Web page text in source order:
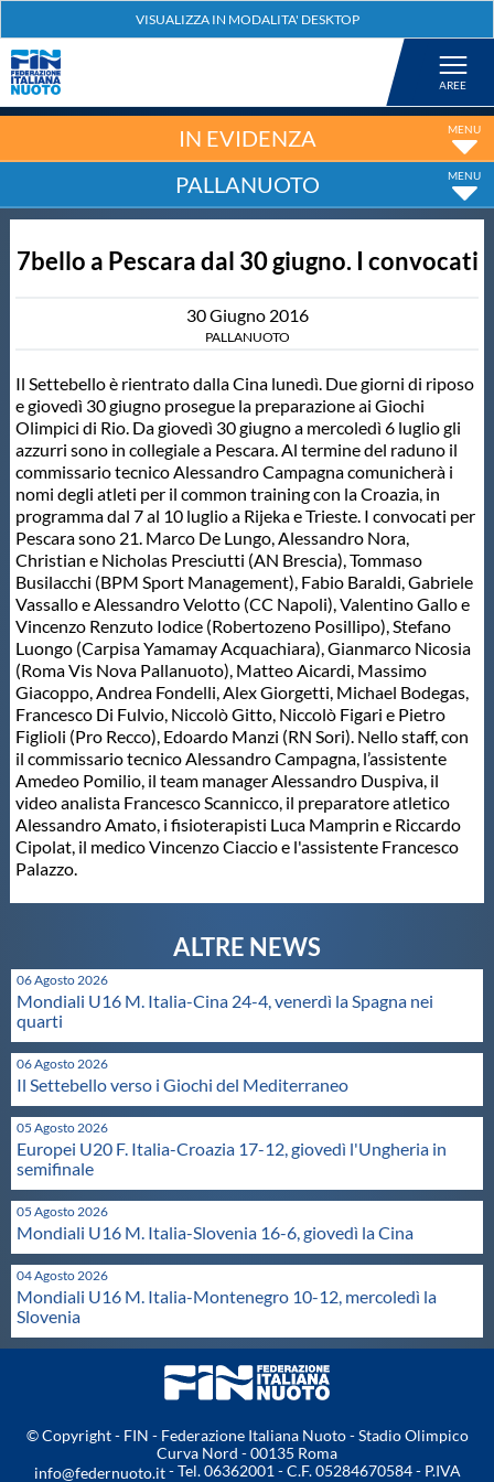
Nuoto
Tuffi
Fondo
Salvamento
Master
Formazione
GUG
Scuole Nuoto
Propaganda
Centri Federali
Protezione Civile
Qualità
Sostenibilità
Privacy
Cookie Policy
Archivio News
IN EVIDENZA
PALLANUOTO
7bello a Pescara dal 30 giugno. I convocati
30Giugno 2016
PALLANUOTO
Il Settebello è rientrato dalla Cina lunedì. Due giorni di riposo
e giovedì 30 giugno prosegue la preparazione ai Giochi
Olimpici di Rio. Da giovedì 30 giugno a mercoledì 6 luglio gli
azzurri sono in collegiale a Pescara. Al termine del raduno il
commissario tecnico Alessandro Campagna comunicherà i
nomi degli atleti per il common training con la Croazia, in
programma dal 7 al 10 luglio a Rijeka e Trieste. I convocati per
Pescara sono 21. Marco De Lungo, Alessandro Nora,
Christian e Nicholas Presciutti (AN Brescia), Tommaso
Busilacchi (BPM Sport Management), Fabio Baraldi, Gabriele
Vassallo e Alessandro Velotto (CC Napoli), Valentino Gallo e
Vincenzo Renzuto Iodice (Robertozeno Posillipo), Stefano
Luongo (Carpisa Yamamay Acquachiara), Gianmarco Nicosia
(Roma Vis Nova Pallanuoto), Matteo Aicardi, Massimo
Giacoppo, Andrea Fondelli, Alex Giorgetti, Michael Bodegas,
Francesco Di Fulvio, Niccolò Gitto, Niccolò Figari e Pietro
Figlioli (Pro Recco), Edoardo Manzi (RN Sori). Nello staff, con
il commissario tecnico Alessandro Campagna, l’assistente
Amedeo Pomilio, il team manager Alessandro Duspiva, il
video analista Francesco Scannicco, il preparatore atletico
Alessandro Amato, i fisioterapisti Luca Mamprin e Riccardo
Cipolat, il medico Vincenzo Ciaccio e l'assistente Francesco
Palazzo.
06 Agosto 2026
Mondiali U16 M. Italia-Cina 24-4, venerdì la Spagna nei
quarti
06 Agosto 2026
Il Settebello verso i Giochi del Mediterraneo
05 Agosto 2026
Europei U20 F. Italia-Croazia 17-12, giovedì l'Ungheria in
semifinale
05 Agosto 2026
Mondiali U16 M. Italia-Slovenia 16-6, giovedì la Cina
04 Agosto 2026
Mondiali U16 M. Italia-Montenegro 10-12, mercoledì la
Slovenia
© Copyright - FIN - Federazione Italiana Nuoto - Stadio Olimpico
Curva Nord - 00135 Roma
info@federnuoto.it- Tel. 06362001 - C.F. 05284670584 - P.IVA